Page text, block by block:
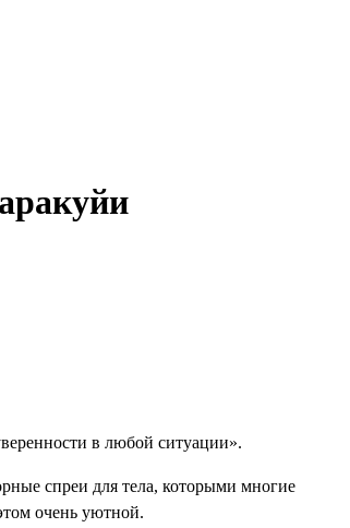
в любой ситуации».
спреи для тела, которыми многие
очень уютной.